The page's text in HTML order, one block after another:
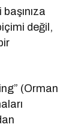
başınıza
değil,
(Orman